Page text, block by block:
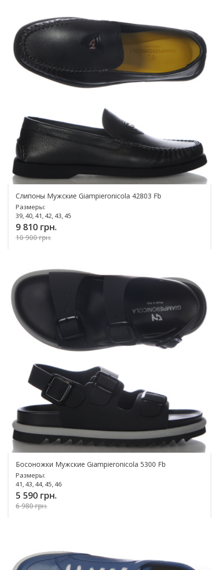
Слипоны Мужские Giampieronicola 42803 Fb
Размеры:
39, 40, 41, 42, 43, 45
9 810 грн.
10 900 грн.
Босоножки Мужские Giampieronicola 5300 Fb
Размеры:
41, 43, 44, 45, 46
5 590 грн.
6 980 грн.